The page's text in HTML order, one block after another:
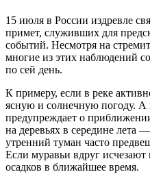
15 июля в России издревле
примет, служивших для
событий. Несмотря на
многие из этих наблюдений
по сей день.
К примеру, если в реке
ясную и солнечную погоду.
предупреждает о
на деревьях в середине лета
утренний туман часто
Если муравьи вдруг исчезают
осадков в ближайшее время.